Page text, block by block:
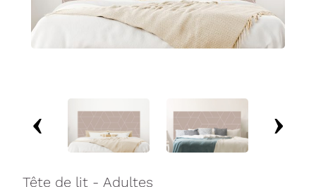
Tête de lit - Adultes